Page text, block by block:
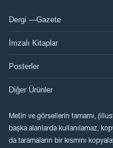
Dergi —Gazete
İmzalı Kitaplar
Posterler
Diğer Ürünler
Metin ve görsellerin tamamı,
başka alanlarda kullanılamaz,
da taramaların bir kısmını